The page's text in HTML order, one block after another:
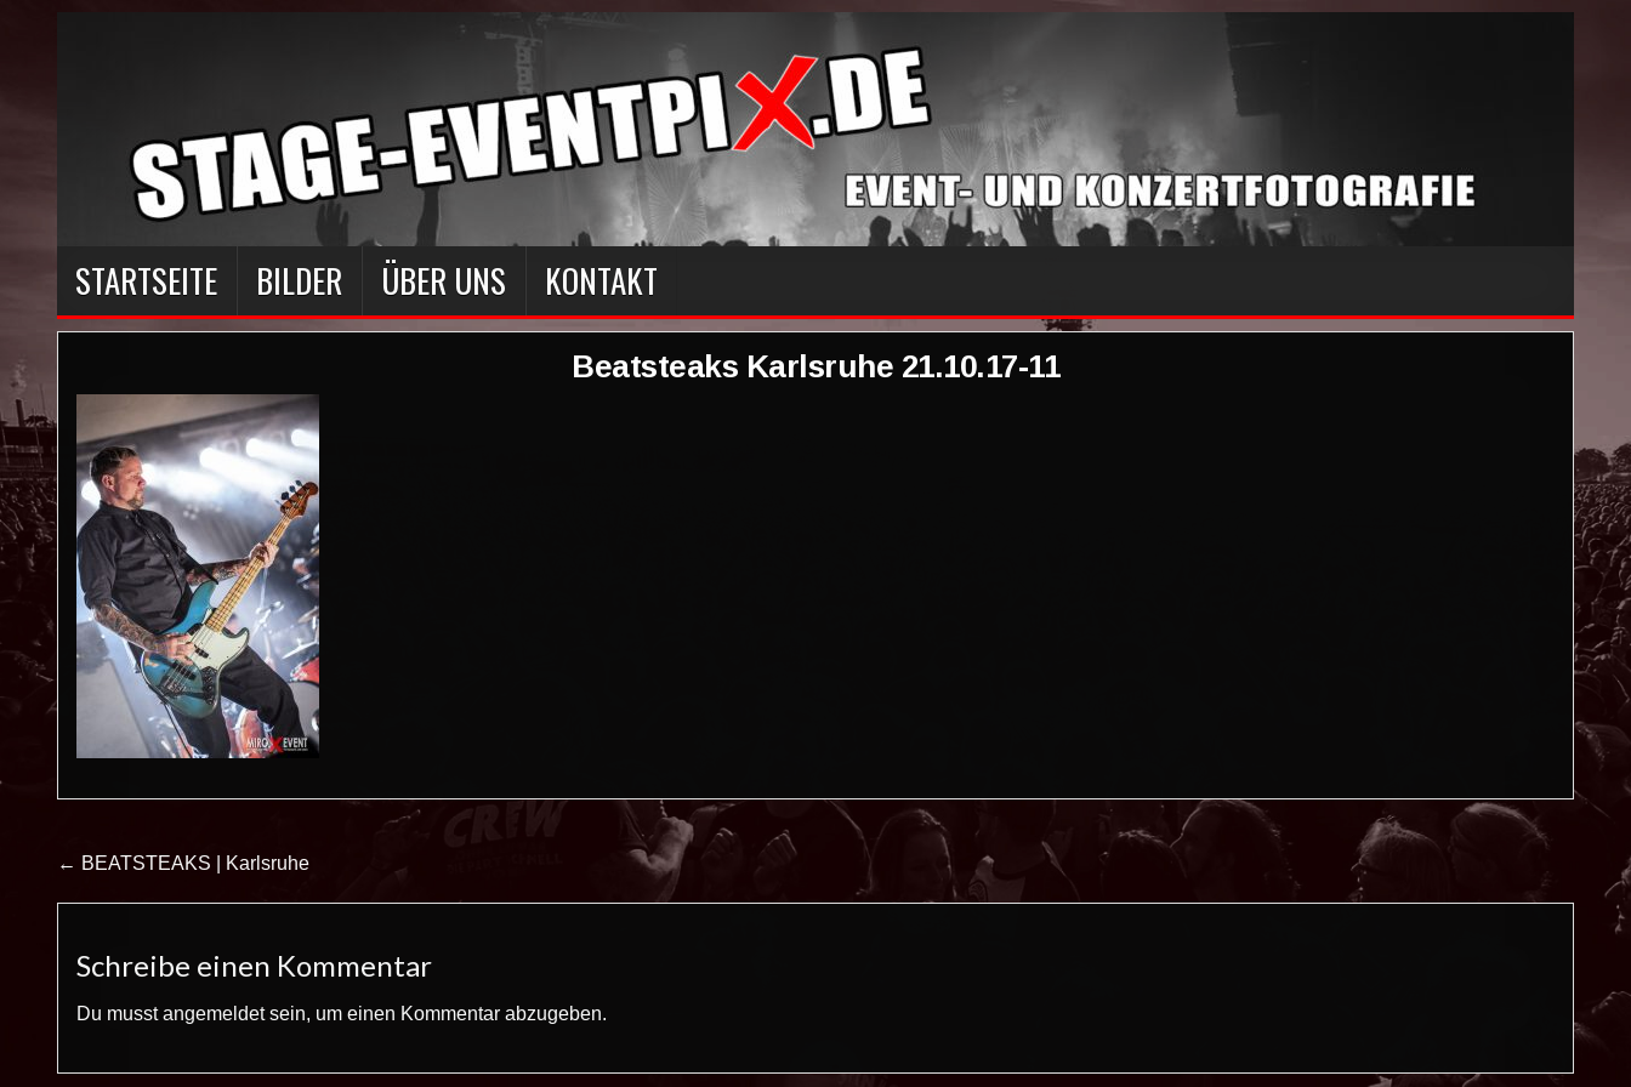
STARTSEITE BILDER ÜBER UNS KONTAKT
Beatsteaks Karlsruhe 21.10.17-11
Beitrags-
Navigation
← BEATSTEAKS | Karlsruhe
Schreibe einen Kommentar
Du musstangemeldetsein, um einen Kommentar abzugeben.